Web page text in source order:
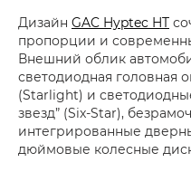
Дизайн GAC Hyptec HT
пропорции и
Внешний облик
светодиодная головная
(Starlight) и
звезд” (Six-Star),
интегрированные
дюймовые колесные